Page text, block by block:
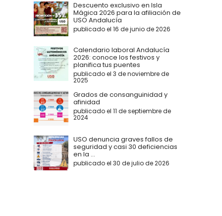
Descuento exclusivo en Isla
Mágica 2026 para la afiliación de
USO Andalucía
publicado el 16 de junio de 2026
Calendario laboral Andalucía
2026: conoce los festivos y
planifica tus puentes
publicado el 3 de noviembre de
2025
Grados de consanguinidad y
afinidad
publicado el 11 de septiembre de
2024
USO denuncia graves fallos de
seguridad y casi 30 deficiencias
en la ...
publicado el 30 de julio de 2026